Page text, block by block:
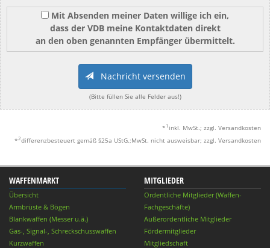
Mit Absenden meiner Daten willige ich ein,
dass der VDB meine Kontaktdaten direkt
an den oben genannten Empfänger übermittelt.
Nachricht versenden
(Bitte füllen Sie alle Felder aus!)
* 1 inkl. MwSt.; zzgl. Versandkosten
*2differenzbesteuert gemäß §25a UStG.;MwSt. nicht ausweisbar; zzgl. Versandkosten
WAFFENMARKT
Übersicht
Armbrüste & Bögen
Blankwaffen (Messer u.ä.)
Gas-, Signal-, Schreckschusswaffen
Kurzwaffen
MITGLIEDER
Ordentliche Mitglieder (Waffen-
Fachgeschäfte)
Außerordentliche Mitglieder
Fördermitglieder
Mitgliedschaft